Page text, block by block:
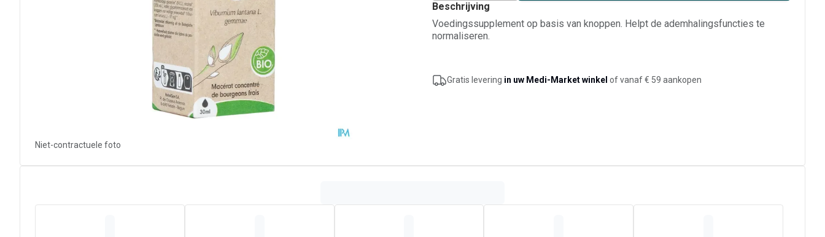
Niet-contractuele foto
Beschrijving
Voedingssupplement op basis van knoppen. Helpt de ademhalingsfuncties te
normaliseren.
Gratis levering in uw Medi-Market winkel of vanaf € 59 aankopen